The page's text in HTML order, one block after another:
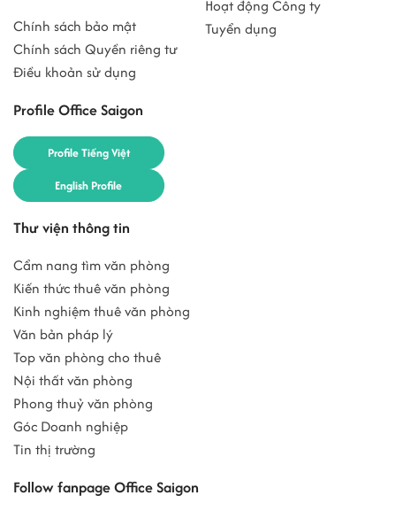
Chính sách bảo mật
Chính sách Quyền riêng tư
Điều khoản sử dụng
Profile Office Saigon
Profile Tiếng Việt
English Profile
Hoạt động Công ty
Tuyển dụng
Thư viện thông tin
Cẩm nang tìm văn phòng
Kiến thức thuê văn phòng
Kinh nghiệm thuê văn phòng
Văn bản pháp lý
Top văn phòng cho thuê
Nội thất văn phòng
Phong thuỷ văn phòng
Góc Doanh nghiệp
Tin thị trường
Follow fanpage Office Saigon